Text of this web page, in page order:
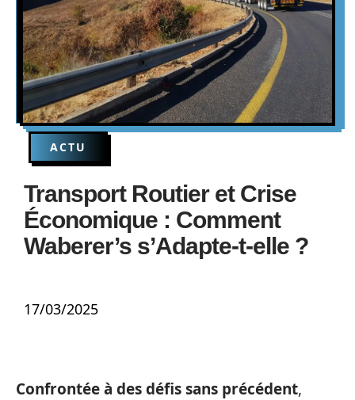
ACTU
Transport Routier et Crise
Économique : Comment
Waberer’s s’Adapte-t-elle ?
17/03/2025
Confrontée à des défis sans précédent,